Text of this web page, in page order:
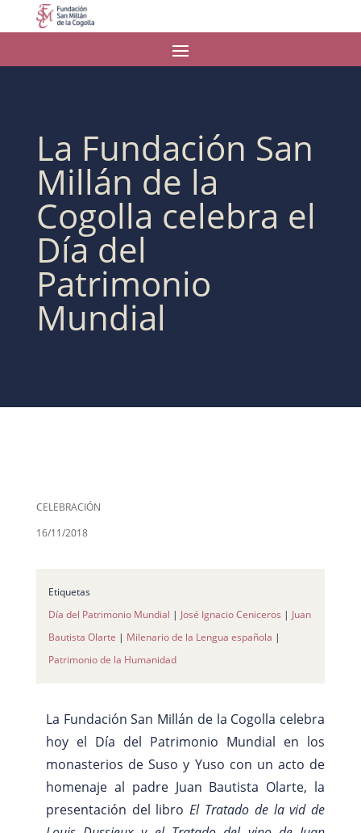
La Fundación San
Millán de la
Cogolla celebra el
Día del
Patrimonio
Mundial
CELEBRACIÓN
16/11/2018
Etiquetas
Día del Patrimonio Mundial | José Ignacio Ceniceros | Juan
Bautista Olarte | Milenario de la Lengua española |
Patrimonio de la Humanidad
La Fundación San Millán de la Cogolla celebra
hoy el Día del Patrimonio Mundial en los
monasterios de Suso y Yuso con un acto de
homenaje al padre Juan Bautista Olarte, la
presentación del libro El Tratado de la vid de